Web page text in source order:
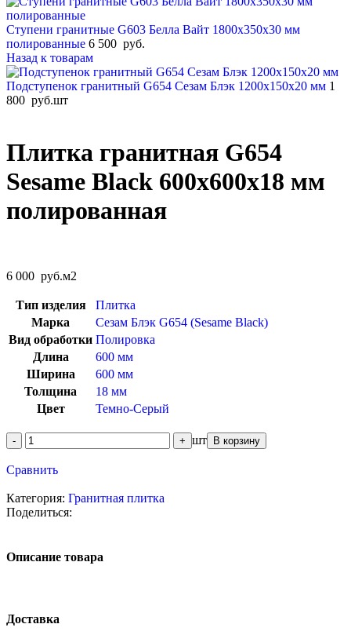
Ступени гранитные G603 Белла Вайт 1800x350x30 мм
полированные 6 500 руб.
Назад к товарам
Подступенок гранитный G654 Сезам Блэк 1200x150x20 мм 1
800 руб.шт
Плитка гранитная G654
Sesame Black 600x600x18 мм
полированная
6 000 руб.м2
Тип изделия
Плитка
Марка
Сезам Блэк G654 (Sesame Black)
Вид обработки Полировка
Длина
600 мм
Ширина
600 мм
Толщина
18 мм
Цвет
Темно-Серый
шт В корзину
Сравнить
Категория: Гранитная плитка
Поделиться:
Описание товара
Доставка